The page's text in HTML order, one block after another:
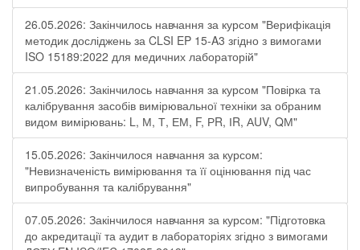
26.05.2026: Закінчилось навчання за курсом "Верифікація
методик досліджень за CLSI EP 15-A3 згідно з вимогами
ISO 15189:2022 для медичних лабораторій"
21.05.2026: Закінчилось навчання за курсом "Повірка та
калібрування засобів вимірювальної техніки за обраним
видом вимірювань: L, М, Т, ЕМ, F, РR, ІR, АUV, QМ"
15.05.2026: Закінчилося навчання за курсом:
"Невизначеність вимірювання та її оцінювання під час
випробування та калібрування"
07.05.2026: Закінчилося навчання за курсом: "Підготовка
до акредитації та аудит в лабораторіях згідно з вимогами